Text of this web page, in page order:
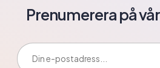
Prenumerera på